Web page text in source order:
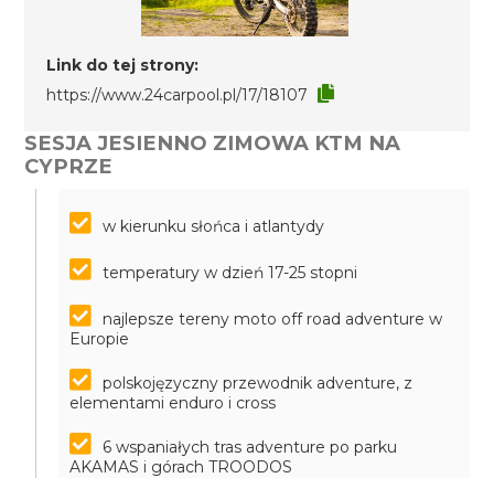
Link do tej strony:
https://www.24carpool.pl/17/18107
SESJA JESIENNO ZIMOWA KTM NA
CYPRZE
w kierunku słońca i atlantydy
temperatury w dzień 17-25 stopni
najlepsze tereny moto off road adventure w
Europie
polskojęzyczny przewodnik adventure, z
elementami enduro i cross
6 wspaniałych tras adventure po parku
AKAMAS i górach TROODOS